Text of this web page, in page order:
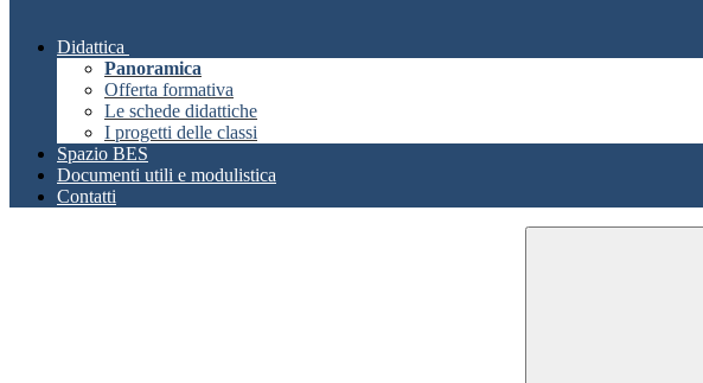
Didattica
Panoramica
Offerta formativa
Le schede didattiche
I progetti delle classi
Spazio BES
Documenti utili e modulistica
Contatti